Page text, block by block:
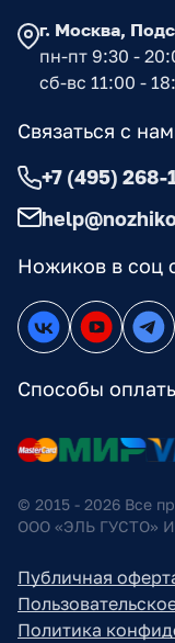
Ножиков в соц
Способы
г. Москва,
пн-пт 9:30 -
сб-вс 11:00 -
Связаться с
+7 (495) 268-
© 2015 - 2026 Все
ООО «ЭЛЬ ГУСТО»
Публичная
Политика